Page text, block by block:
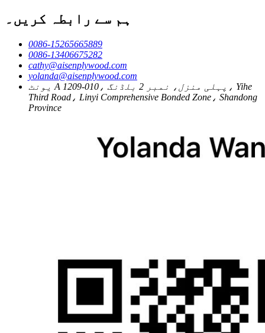
ہم سے رابطہ کریں۔
0086-15265665889
0086-13406675282
cathy@aisenplywood.com
yolanda@aisenplywood.com
یونٹ A 1209-010، پہلی منزل، نمبر 2 بلڈنگ، Yihe
Third Road، Linyi Comprehensive Bonded Zone، Shandong
Province